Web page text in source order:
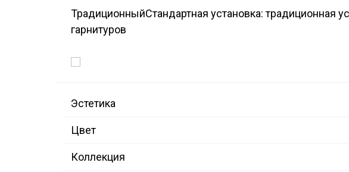
ТрадиционныйСтандартная установка: традиционная
гарнитуров
Эстетика
Цвет
Коллекция